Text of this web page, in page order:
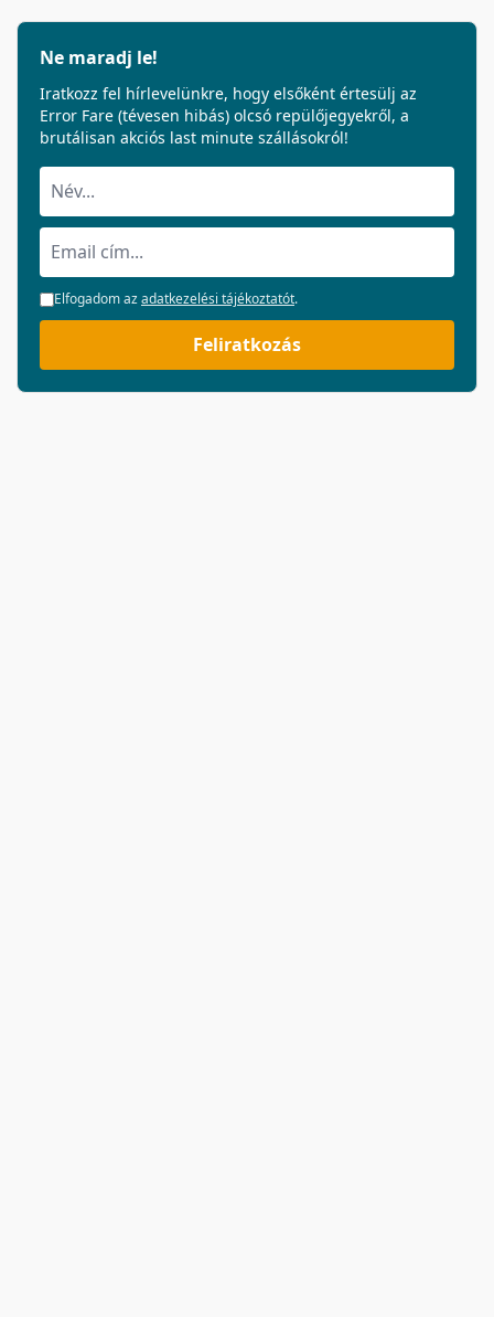
Ne maradj le!
Iratkozz fel hírlevelünkre, hogy elsőként értesülj az
Error Fare (tévesen hibás) olcsó repülőjegyekről, a
brutálisan akciós last minute szállásokról!
Elfogadom azadatkezelési tájékoztatót.
Feliratkozás